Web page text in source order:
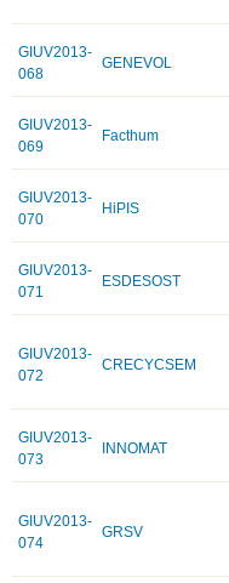
GIUV2013-
068
GENEVOL
GIUV2013-
069
Facthum
GIUV2013-
070
HiPIS
GIUV2013-
071
ESDESOST
GIUV2013-
072
CRECYCSEM
GIUV2013-
073
INNOMAT
GIUV2013-
074
GRSV